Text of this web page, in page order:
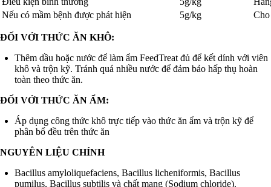
Nếu có mầm bệnh được phát hiện
5g/kg
ĐỐI VỚI THỨC ĂN KHÔ:
Thêm dầu hoặc nước để làm ẩm FeedTreat đủ để kết dính với viên
khô và trộn kỹ. Tránh quá nhiều nước để đảm bảo hấp thụ hoàn
toàn theo thức ăn.
ĐỐI VỚI THỨC ĂN ẨM:
Áp dụng công thức khô trực tiếp vào thức ăn ẩm và trộn kỹ để
phân bổ đều trên thức ăn
NGUYÊN LIỆU CHÍNH
Bacillus amyloliquefaciens, Bacillus licheniformis, Bacillus
pumilus, Bacillus subtilis và chất mang (Sodium chloride).